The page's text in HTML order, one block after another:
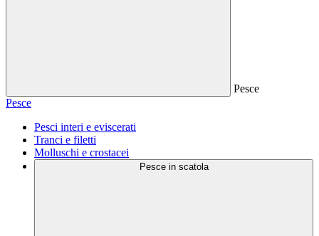
Pesce
Pesce
Pesci interi e eviscerati
Tranci e filetti
Molluschi e crostacei
Pesce in scatola